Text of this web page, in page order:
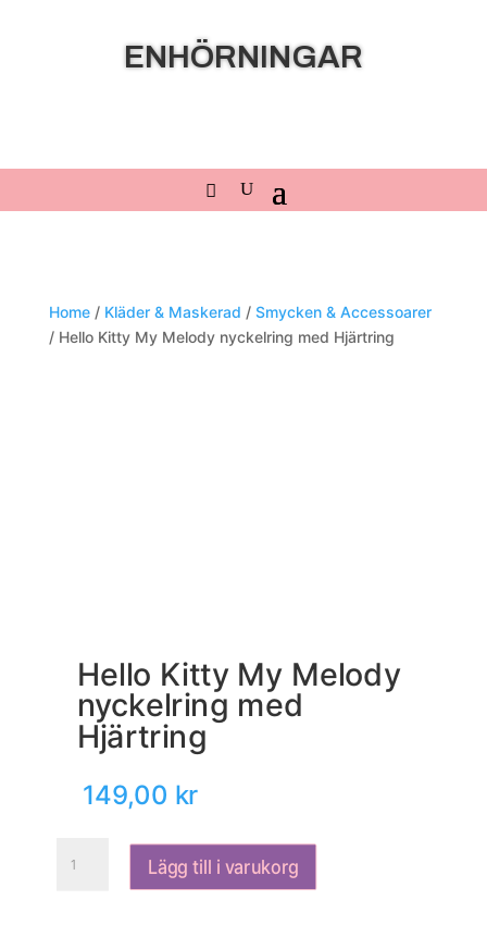
ENHÖRNINGAR
Home/ Kläder & Maskerad / Smycken & Accessoarer
/ Hello Kitty My Melody nyckelring med Hjärtring
Hello Kitty My Melody
nyckelring med
Hjärtring
149,00 kr
Kitty
Lägg till i varukorg